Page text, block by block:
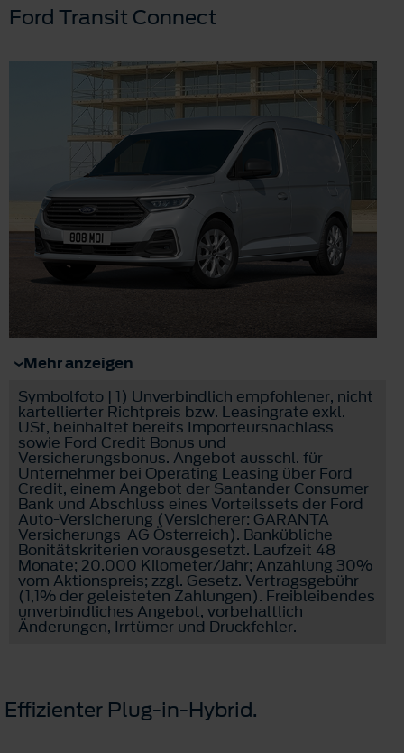
Ford Transit Connect
Mehr anzeigen
Symbolfoto | 1) Unverbindlich empfohlener, nicht
kartellierter Richtpreis bzw. Leasingrate exkl.
USt, beinhaltet bereits Importeursnachlass
sowie Ford Credit Bonus und
Versicherungsbonus. Angebot ausschl. für
Unternehmer bei Operating Leasing über Ford
Credit, einem Angebot der Santander Consumer
Bank und Abschluss eines Vorteilssets der Ford
Auto-Versicherung (Versicherer: GARANTA
Versicherungs-AG Österreich). Bankübliche
Bonitätskriterien vorausgesetzt. Laufzeit 48
Monate; 20.000 Kilometer/Jahr; Anzahlung 30%
vom Aktionspreis; zzgl. Gesetz. Vertragsgebühr
(1,1% der geleisteten Zahlungen). Freibleibendes
unverbindliches Angebot, vorbehaltlich
Änderungen, Irrtümer und Druckfehler.
Effizienter Plug-in-Hybrid.